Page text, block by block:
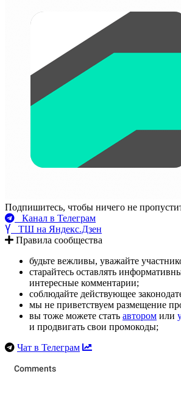
Подпишитесь, чтобы ничего не
Канал в Телеграм
ТШ на Яндекс.Дзен
Правила сообщества
будьте вежливы, уважайте
старайтесь оставлять
интересные комментарии;
соблюдайте действующее
мы не приветствуем размещение
вы тоже можете стать автором или
и продвигать свои промокоды;
Чат в Телеграм